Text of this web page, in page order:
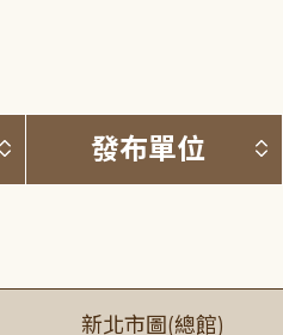
按標題排序 (升降冪)
發布單位
新北市圖(總館)